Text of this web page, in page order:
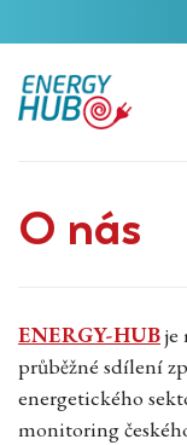
O nás
ENERGY-HUBje
průběžné sdílení
energetického
monitoring